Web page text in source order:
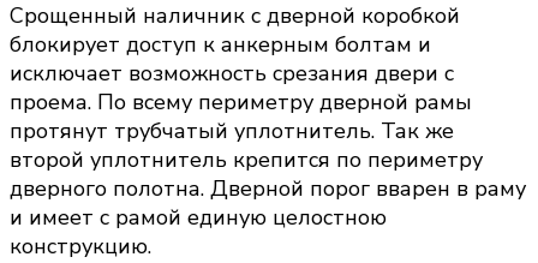
Срощенный наличник с дверной коробкой
блокирует доступ к анкерным болтам и
исключает возможность срезания двери с
проема. По всему периметру дверной рамы
протянут трубчатый уплотнитель. Так же
второй уплотнитель крепится по периметру
дверного полотна. Дверной порог вварен в раму
и имеет с рамой единую целостною
конструкцию.